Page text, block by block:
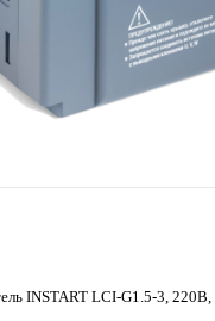
INSTART LCI-G1.5-3,